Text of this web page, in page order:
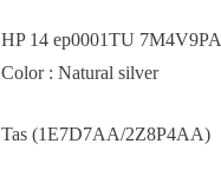
HP 14 ep0001TU 7M4V9PA
Color : Natural silver
Tas (1E7D7AA/2Z8P4AA)